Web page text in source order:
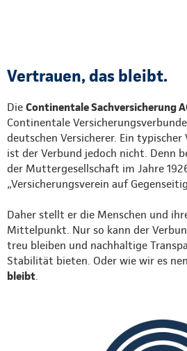
Vertrauen, das bleibt.
Die Continentale Sachversicherung
Continentale
deutschen Versicherer. Ein typischer
ist der Verbund jedoch nicht. Denn
der Muttergesellschaft im Jahre
„Versicherungsverein auf
Daher stellt er die Menschen und
Mittelpunkt. Nur so kann der
treu bleiben und nachhaltige
Stabilität bieten. Oder wie wir es
bleibt.